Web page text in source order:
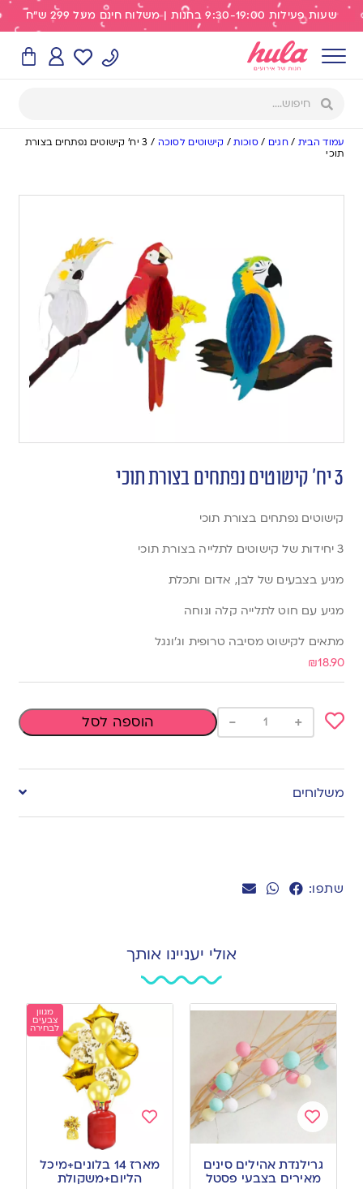
שעות פעילות 9:30-19:00 בחנות | משלוח חינם מעל 299 ש"ח
עמוד הבית /חגים /סוכות/ קישוטים לסוכה /
3 יח’ קישוטים נפתחים בצורת
תוכי
שתפו:
3 יח’ קישוטים נפתחים בצורת תוכי
קישוטים נפתחים בצורת תוכי
3 יחידות של קישוטים לתלייה בצורת תוכי
מגיע בצבעים של לבן, אדום ותכלת
מגיע עם חוט לתלייה קלה ונוחה
מתאים לקישוט מסיבה טרופית וג’ונגל
₪18.90
to
wishlist
+
- הוספה לסל
משלוחים
אולי יעניינו אותך
Add
to
wishlist
גרילנדת אהילים סינים
מאירים בצבעי פסטל
מגוון
צבעים
לבחירה
to
wishlist
מארז 14 בלונים+מיכל
הליום+משקולת